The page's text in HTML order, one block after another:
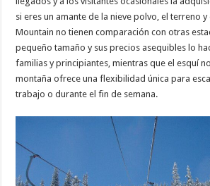
si eres un amante de la nieve polvo, el terreno y
Mountain no tienen comparación con otras
pequeño tamaño y sus precios asequibles lo
familias y principiantes, mientras que el esquí
montaña ofrece una flexibilidad única para
trabajo o durante el fin de semana.